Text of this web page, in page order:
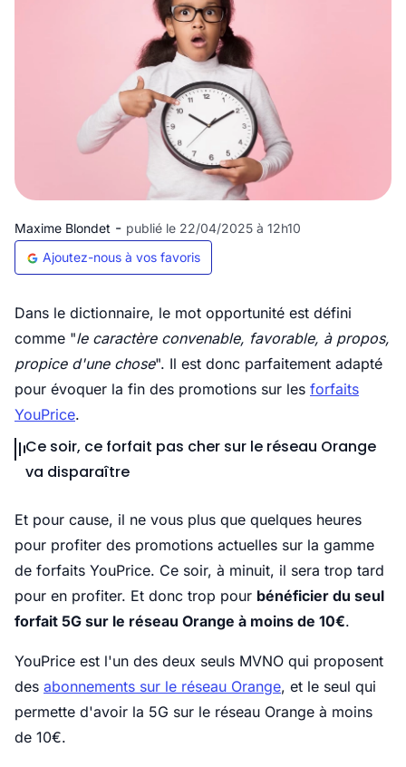
Maxime Blondet - publié le 22/04/2025 à 12h10
Ajoutez-nous à vos favoris
Dans le dictionnaire, le mot opportunité est défini
comme "le caractère convenable, favorable, à propos,
propice d'une chose". Il est donc parfaitement adapté
pour évoquer la fin des promotions sur les forfaits
YouPrice.
Ce soir, ce forfait pas cher sur le réseau Orange
va disparaître
Et pour cause, il ne vous plus que quelques heures
pour profiter des promotions actuelles sur la gamme
de forfaits YouPrice. Ce soir, à minuit, il sera trop tard
pour en profiter. Et donc trop pour bénéficier du seul
forfait 5G sur le réseau Orange à moins de 10€.
YouPrice est l'un des deux seuls MVNO qui proposent
des abonnements sur le réseau Orange, et le seul qui
permette d'avoir la 5G sur le réseau Orange à moins
de 10€.